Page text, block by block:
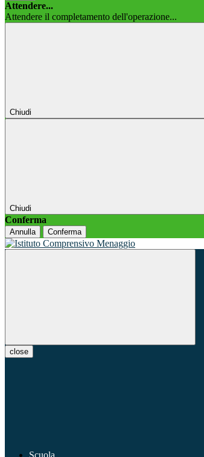
Attendere...
Attendere il completamento dell'operazione...
Chiudi
Chiudi
Conferma
Annulla Conferma
close